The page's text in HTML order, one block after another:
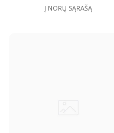
Į NORŲ SĄRAŠĄ